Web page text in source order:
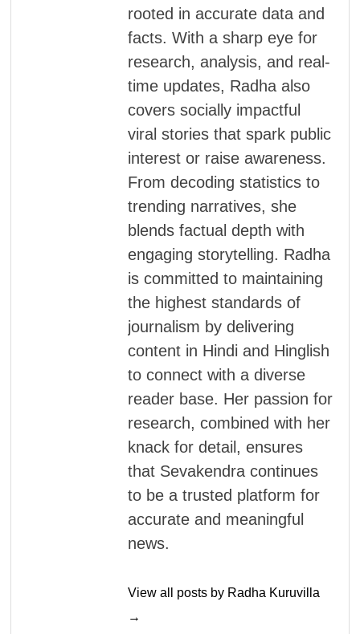
rooted in accurate data and
facts. With a sharp eye for
research, analysis, and real-
time updates, Radha also
covers socially impactful
viral stories that spark public
interest or raise awareness.
From decoding statistics to
trending narratives, she
blends factual depth with
engaging storytelling. Radha
is committed to maintaining
the highest standards of
journalism by delivering
content in Hindi and Hinglish
to connect with a diverse
reader base. Her passion for
research, combined with her
knack for detail, ensures
that Sevakendra continues
to be a trusted platform for
accurate and meaningful
news.
View all posts by Radha Kuruvilla
→